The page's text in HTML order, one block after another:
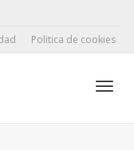
Politica de cookies